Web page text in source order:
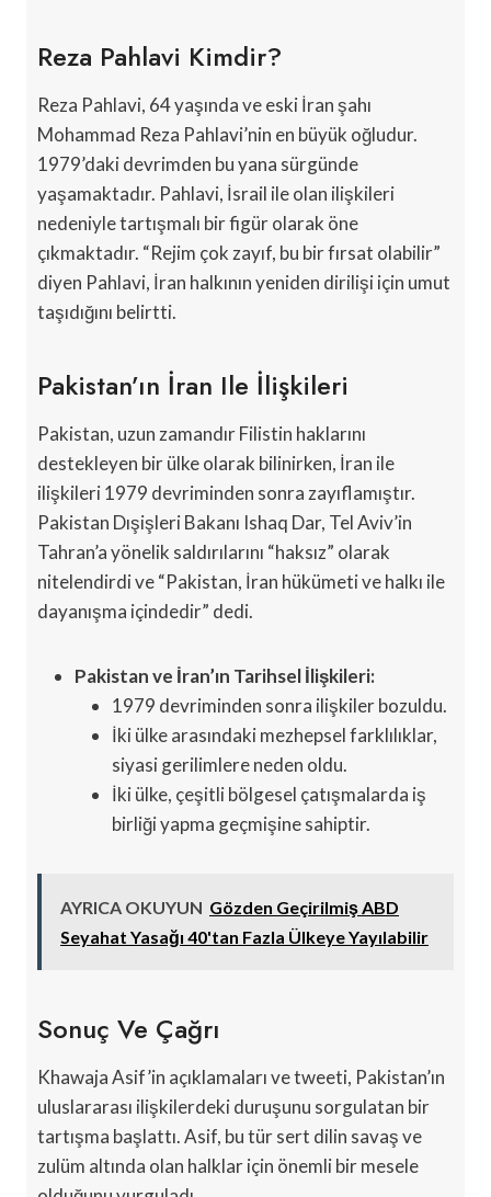
Reza Pahlavi Kimdir?
Reza Pahlavi, 64 yaşında ve eski İran şahı
Mohammad Reza Pahlavi’nin en büyük oğludur.
1979’daki devrimden bu yana sürgünde
yaşamaktadır. Pahlavi, İsrail ile olan ilişkileri
nedeniyle tartışmalı bir figür olarak öne
çıkmaktadır. “Rejim çok zayıf, bu bir fırsat olabilir”
diyen Pahlavi, İran halkının yeniden dirilişi için umut
taşıdığını belirtti.
Pakistan’ın İran Ile İlişkileri
Pakistan, uzun zamandır Filistin haklarını
destekleyen bir ülke olarak bilinirken, İran ile
ilişkileri 1979 devriminden sonra zayıflamıştır.
Pakistan Dışişleri Bakanı Ishaq Dar, Tel Aviv’in
Tahran’a yönelik saldırılarını “haksız” olarak
nitelendirdi ve “Pakistan, İran hükümeti ve halkı ile
dayanışma içindedir” dedi.
Pakistan ve İran’ın Tarihsel İlişkileri:
1979 devriminden sonra ilişkiler bozuldu.
İki ülke arasındaki mezhepsel farklılıklar,
siyasi gerilimlere neden oldu.
İki ülke, çeşitli bölgesel çatışmalarda iş
birliği yapma geçmişine sahiptir.
AYRICA OKUYUN Gözden Geçirilmiş ABD
Seyahat Yasağı 40'tan Fazla Ülkeye Yayılabilir
Sonuç Ve Çağrı
Khawaja Asif’in açıklamaları ve tweeti, Pakistan’ın
uluslararası ilişkilerdeki duruşunu sorgulatan bir
tartışma başlattı. Asif, bu tür sert dilin savaş ve
zulüm altında olan halklar için önemli bir mesele